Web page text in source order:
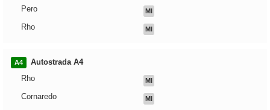
Pero MI
Rho MI
A4
Autostrada A4
Rho
MI
Cornaredo MI